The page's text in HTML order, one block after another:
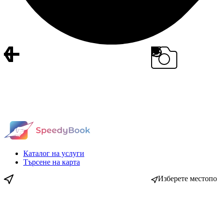
Каталог на услуги
Търсене на карта
Изберете